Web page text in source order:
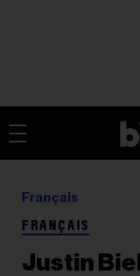
Français
FRANÇAIS
Justin